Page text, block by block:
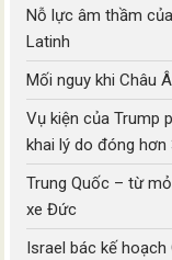
Nỗ lực âm thầm
Latinh
Mối nguy khi Châu
Vụ kiện của Trump
khai lý do đóng
Trung Quốc – từ
xe Đức
Israel bác kế